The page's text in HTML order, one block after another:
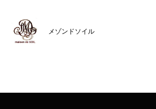
メゾンドソイル